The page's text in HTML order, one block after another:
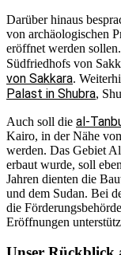
Darüber hinaus
von archäologischen
eröffnet werden
Südfriedhofs von
von Sakkara.
Palast in Shubra,
Auch soll die al-
Kairo, in der Nähe
werden. Das Gebiet
erbaut wurde, soll
Jahren dienten die
und dem Sudan. Bei
die
Eröffnungen